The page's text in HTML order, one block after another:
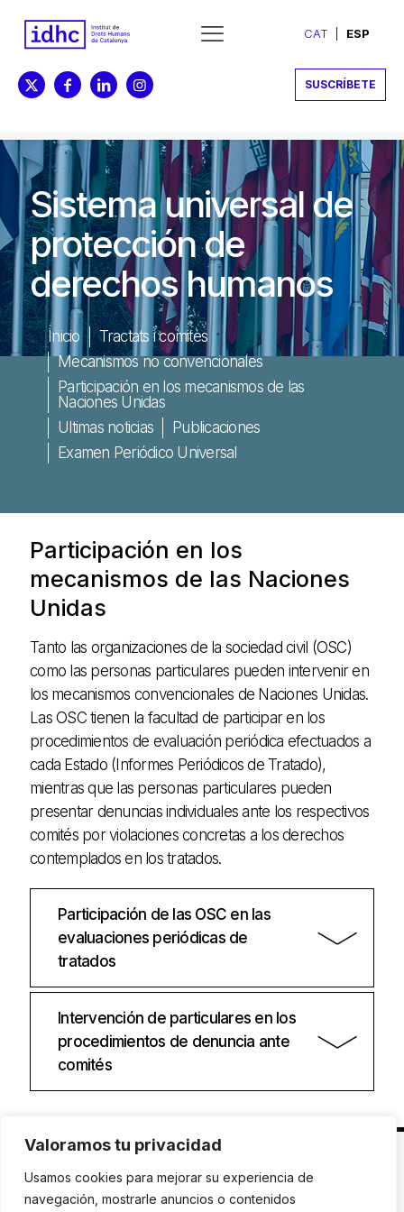
Valoramos tu privacidad
Usamos cookies para mejorar su experiencia de
navegación, mostrarle anuncios o contenidos
CAT ESP
SUSCRÍBETE
Sistema universal de
protección de
derechos humanos
Inicio
Tractats i comitès
Mecanismos no convencionales
Participación en los mecanismos de las
Naciones Unidas
Ultimas noticias
Publicaciones
Examen Periódico Universal
Participación en los
mecanismos de las Naciones
Unidas
Tanto las organizaciones de la sociedad civil (OSC)
como las personas particulares pueden intervenir en
los mecanismos convencionales de Naciones Unidas.
Las OSC tienen la facultad de participar en los
procedimientos de evaluación periódica efectuados a
cada Estado (Informes Periódicos de Tratado),
mientras que las personas particulares pueden
presentar denuncias individuales ante los respectivos
comités por violaciones concretas a los derechos
contemplados en los tratados.
Participación de las OSC en las
evaluaciones periódicas de
tratados
Intervención de particulares en los
procedimientos de denuncia ante
comités
C. Avinyó 44, 2n | 08002 Barcelona |
T.: +34 93
119 03 72|institut@idhc.org